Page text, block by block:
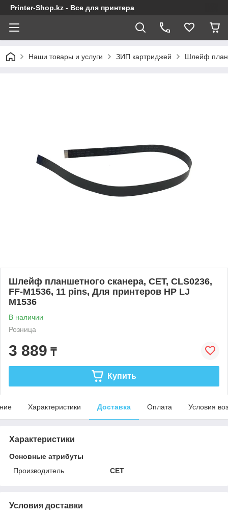
Printer-Shop.kz - Все для принтера
Наши товары и услуги ЗИП картриджей Шлейф
Шлейф планшетного сканера, CET, CLS0236,
FF-M1536, 11 pins, Для принтеров HP LJ
M1536
В наличии
Розница
3 889 ₸
Купить
Характеристики Доставка Оплата Условия
Характеристики
Основные атрибуты
Производитель
CET
Условия доставки